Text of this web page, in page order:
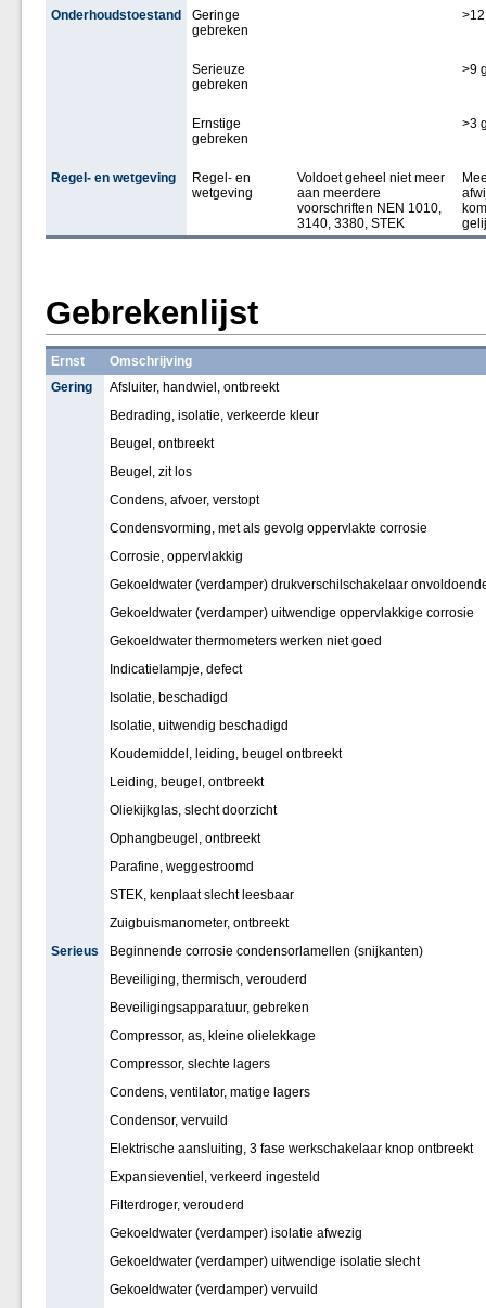
Onderhoudstoestand
Geringe
gebreken
Serieuze
gebreken
>9
Ernstige
gebreken
>3
Regel- en wetgeving
Regel- en
wetgeving
Voldoet geheel niet meer
aan meerdere
voorschriften NEN 1010,
3140, 3380, STEK
Gebrekenlijst
Ernst
Omschrijving
Gering
Afsluiter, handwiel, ontbreekt
Bedrading, isolatie, verkeerde kleur
Beugel, ontbreekt
Beugel, zit los
Condens, afvoer, verstopt
Condensvorming, met als gevolg oppervlakte corrosie
Corrosie, oppervlakkig
Gekoeldwater (verdamper) drukverschilschakelaar
Gekoeldwater (verdamper) uitwendige oppervlakkige corrosie
Gekoeldwater thermometers werken niet goed
Indicatielampje, defect
Isolatie, beschadigd
Isolatie, uitwendig beschadigd
Koudemiddel, leiding, beugel ontbreekt
Leiding, beugel, ontbreekt
Oliekijkglas, slecht doorzicht
Ophangbeugel, ontbreekt
Parafine, weggestroomd
STEK, kenplaat slecht leesbaar
Zuigbuismanometer, ontbreekt
Serieus
Beginnende corrosie condensorlamellen (snijkanten)
Beveiliging, thermisch, verouderd
Beveiligingsapparatuur, gebreken
Compressor, as, kleine olielekkage
Compressor, slechte lagers
Condens, ventilator, matige lagers
Condensor, vervuild
Elektrische aansluiting, 3 fase werkschakelaar knop ontbreekt
Expansieventiel, verkeerd ingesteld
Filterdroger, verouderd
Gekoeldwater (verdamper) isolatie afwezig
Gekoeldwater (verdamper) uitwendige isolatie slecht
Gekoeldwater (verdamper) vervuild